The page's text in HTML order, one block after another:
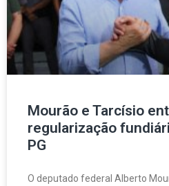
Mourão e Tarcísio
regularização
PG
O deputado federal Alberto